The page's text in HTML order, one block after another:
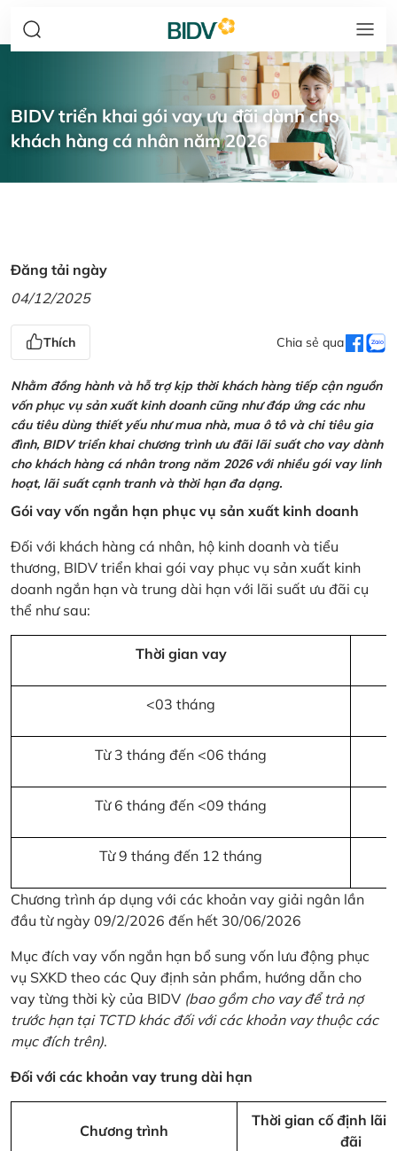
BIDV triển khai gói vay ưu đãi dành cho
khách hàng cá nhân năm 2026
Đăng tải ngày
04/12/2025
Thích Chia sẻ qua
Nhằm đồng hành và hỗ trợ kịp thời khách hàng tiếp cận nguồn
vốn phục vụ sản xuất kinh doanh cũng như đáp ứng các nhu
cầu tiêu dùng thiết yếu như mua nhà, mua ô tô và chi tiêu gia
đình, BIDV triển khai chương trình ưu đãi lãi suất cho vay dành
cho khách hàng cá nhân trong năm 2026 với nhiều gói vay linh
hoạt, lãi suất cạnh tranh và thời hạn đa dạng.
Gói vay vốn ngắn hạn phục vụ sản xuất kinh doanh
Đối với khách hàng cá nhân, hộ kinh doanh và tiểu
thương, BIDV triển khai gói vay phục vụ sản xuất kinh
doanh ngắn hạn và trung dài hạn với lãi suất ưu đãi cụ
thể như sau:
Thời gian vay
<03 tháng
Từ 3 tháng đến <06 tháng
Từ 6 tháng đến <09 tháng
Từ 9 tháng đến 12 tháng
Chương trình áp dụng với các khoản vay giải ngân lần
đầu từ ngày 09/2/2026 đến hết 30/06/2026
Mục đích vay vốn ngắn hạn bổ sung vốn lưu động phục
vụ SXKD theo các Quy định sản phẩm, hướng dẫn cho
vay từng thời kỳ của BIDV (bao gồm cho vay để trả nợ
trước hạn tại TCTD khác đối với các khoản vay thuộc các
mục đích trên).
Đối với các khoản vay trung dài hạn
Chương trình
Thời gian cố định lãi
đãi